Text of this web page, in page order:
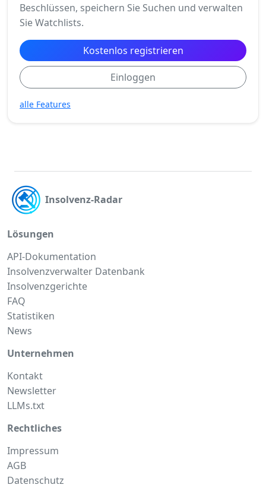
Beschlüssen, speichern Sie Suchen und verwalten
Sie Watchlists.
Kostenlos registrieren
Einloggen
alle Features
Insolvenz-Radar
Lösungen
API-Dokumentation
Insolvenzverwalter Datenbank
Insolvenzgerichte
FAQ
Statistiken
News
Unternehmen
Kontakt
Newsletter
LLMs.txt
Rechtliches
Impressum
AGB
Datenschutz